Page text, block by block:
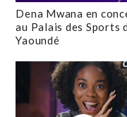
Dena Mwana en
au Palais des Sports
Yaoundé